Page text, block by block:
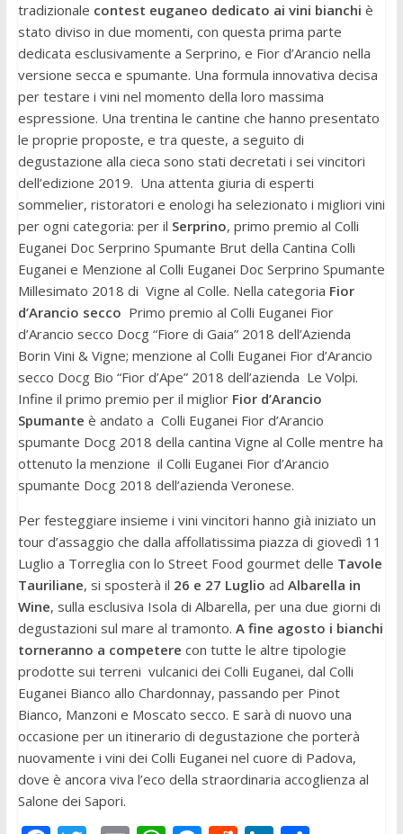
tradizionale contest euganeo dedicato ai vini bianchi è
stato diviso in due momenti, con questa prima parte
dedicata esclusivamente a Serprino, e Fior d’Arancio nella
versione secca e spumante. Una formula innovativa decisa
per testare i vini nel momento della loro massima
espressione. Una trentina le cantine che hanno presentato
le proprie proposte, e tra queste, a seguito di
degustazione alla cieca sono stati decretati i sei vincitori
dell’edizione 2019. Una attenta giuria di esperti
sommelier, ristoratori e enologi ha selezionato i migliori vini
per ogni categoria: per il Serprino, primo premio al Colli
Euganei Doc Serprino Spumante Brut della Cantina Colli
Euganei e Menzione al Colli Euganei Doc Serprino Spumante
Millesimato 2018 di Vigne al Colle. Nella categoria Fior
d’Arancio secco Primo premio al Colli Euganei Fior
d’Arancio secco Docg “Fiore di Gaia” 2018 dell’Azienda
Borin Vini & Vigne; menzione al Colli Euganei Fior d’Arancio
secco Docg Bio “Fior d’Ape” 2018 dell’azienda Le Volpi.
Infine il primo premio per il miglior Fior d’Arancio
Spumante è andato a Colli Euganei Fior d’Arancio
spumante Docg 2018 della cantina Vigne al Colle mentre ha
ottenuto la menzione il Colli Euganei Fior d’Arancio
spumante Docg 2018 dell’azienda Veronese.
Per festeggiare insieme i vini vincitori hanno già iniziato un
tour d’assaggio che dalla affollatissima piazza di giovedì 11
Luglio a Torreglia con lo Street Food gourmet delle Tavole
Tauriliane, si sposterà il 26 e 27 Luglio ad Albarella in
Wine, sulla esclusiva Isola di Albarella, per una due giorni di
degustazioni sul mare al tramonto. A fine agosto i bianchi
torneranno a competere con tutte le altre tipologie
prodotte sui terreni vulcanici dei Colli Euganei, dal Colli
Euganei Bianco allo Chardonnay, passando per Pinot
Bianco, Manzoni e Moscato secco. E sarà di nuovo una
occasione per un itinerario di degustazione che porterà
nuovamente i vini dei Colli Euganei nel cuore di Padova,
dove è ancora viva l’eco della straordinaria accoglienza al
Salone dei Sapori.